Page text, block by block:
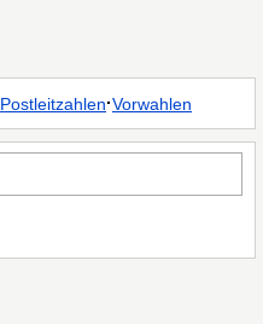
Postleitzahlen·Vorwahlen